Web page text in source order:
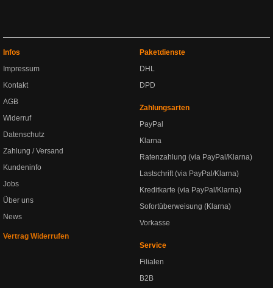
Infos
Impressum
Kontakt
AGB
Widerruf
Datenschutz
Zahlung / Versand
Kundeninfo
Jobs
Über uns
News
Vertrag Widerrufen
Paketdienste
DHL
DPD
Zahlungsarten
PayPal
Klarna
Ratenzahlung (via PayPal/Klarna)
Lastschrift (via PayPal/Klarna)
Kreditkarte (via PayPal/Klarna)
Sofortüberweisung (Klarna)
Vorkasse
Service
Filialen
B2B